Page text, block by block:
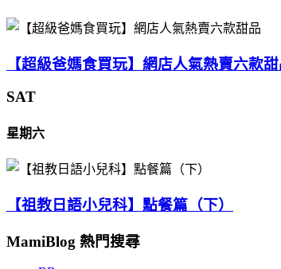
【超級爸媽食買玩】網店人氣熱賣六款
SAT
星期六
【祖教日語小兒科】點餐篇（下）
MamiBlog 熱門搜尋